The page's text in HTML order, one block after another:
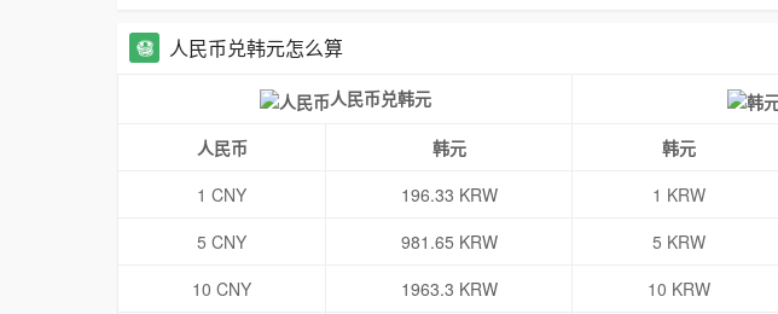
人民币兑韩元怎么算
人民币兑韩元
人民币 韩元 韩元
1 CNY
196.33 KRW 1 KRW
5 CNY
981.65 KRW 5 KRW
10 CNY
1963.3 KRW 10 KRW